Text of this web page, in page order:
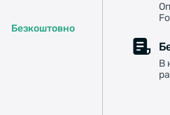
Безкоштовно
В